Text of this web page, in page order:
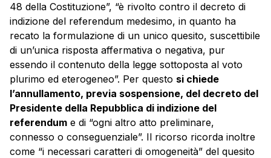
48 della Costituzione”, “è rivolto contro il decreto di
indizione del referendum medesimo, in quanto ha
recato la formulazione di un unico quesito, suscettibile
di un’unica risposta affermativa o negativa, pur
essendo il contenuto della legge sottoposta al voto
plurimo ed eterogeneo”. Per questo si chiede
l’annullamento, previa sospensione, del decreto del
Presidente della Repubblica di indizione del
referendum e di “ogni altro atto preliminare,
connesso o conseguenziale”. Il ricorso ricorda inoltre
come “i necessari caratteri di omogeneità” del quesito